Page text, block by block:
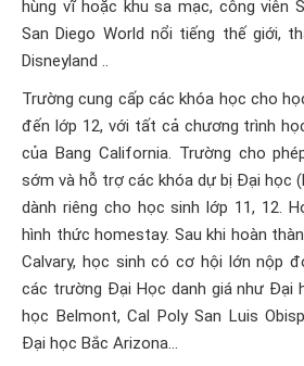
hùng vĩ hoặc khu sa mạc, công viên
San Diego World nổi tiếng thế giới,
Disneyland ..
Trường cung cấp các khóa học cho
đến lớp 12, với tất cả chương trình
của Bang California. Trường cho
sớm và hỗ trợ các khóa dự bị Đại học
dành riêng cho học sinh lớp 11, 12.
hình thức homestay. Sau khi hoàn
Calvary, học sinh có cơ hội lớn nộp
các trường Đại Học danh giá như Đại
học Belmont, Cal Poly San Luis
Đại học Bắc Arizona…